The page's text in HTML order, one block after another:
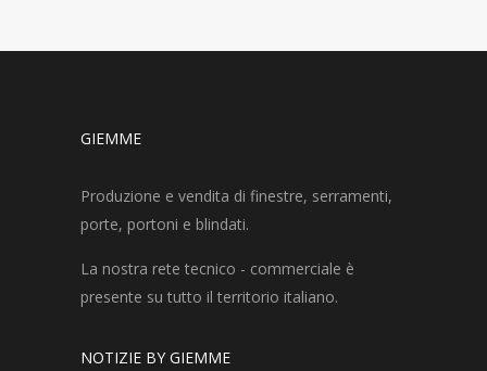
GIEMME
Produzione e vendita di finestre, serramenti,
porte, portoni e blindati.
La nostra rete tecnico - commerciale è
presente su tutto il territorio italiano.
NOTIZIE BY GIEMME